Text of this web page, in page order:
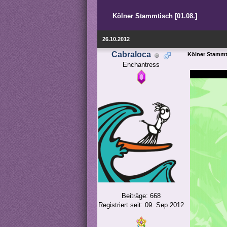
Kölner Stammtisch [01.08.]
26.10.2012
Cabraloca
Enchantress
Beiträge: 668
Registriert seit: 09. Sep 2012
Kölner